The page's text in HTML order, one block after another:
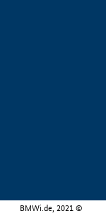
BMWi.de, 2021 ©